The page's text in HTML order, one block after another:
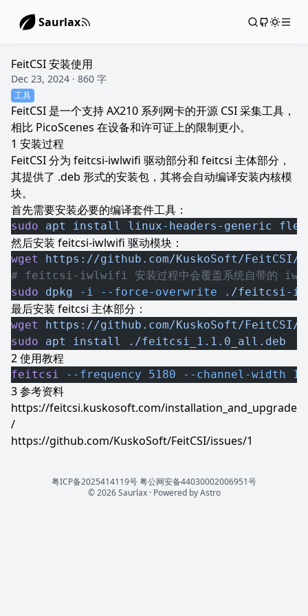
Saurlax
FeitCSI 安装使用
Dec 23, 2024 · 860 字
工具
FeitCSI 是一个支持 AX210 系列网卡的开源 CSI 采集工具，
相比 PicoScenes 在设备和许可证上的限制更小。
安装过程
FeitCSI 分为 feitcsi-iwlwifi 驱动部分和 feitcsi 主体部分，
其提供了 .deb 形式的安装包，其将会自动编译安装内核模
块。
首先需要安装必要的编译套件工具：
sudo apt install linux-headers-generic flex
然后安装 feitcsi-iwlwifi 驱动模块：
wget
https://github.com/KuskoSoft/
# feitcsi-iwlwifi 安装过程中会覆盖系统自带的
sudo dpkg -i --force-overwrite ./feitcsi-
最后安装 feitcsi 主体部分：
wget
https://github.com/KuskoSoft/
sudo apt install ./feitcsi_1.1.0_all.deb
使用教程
feitcsi --frequency 5180 --channel-width
参考资料
https://feitcsi.kuskosoft.com/installation_and_upgrade
/
https://github.com/KuskoSoft/FeitCSI/issues/1
粤ICP备2025414119号粤公网安备44030002006951号
© 2026 Saurlax · Powered byAstro